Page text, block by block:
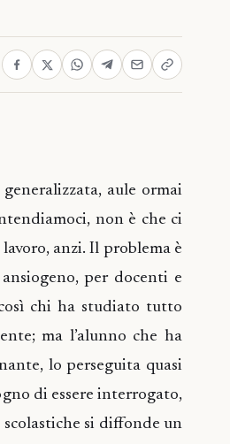
aule ormai
non è che ci
anzi. Il problema è
per docenti e
chi ha studiato tutto
ma l’alunno che ha
lo perseguita quasi
di essere interrogato,
si diffonde un